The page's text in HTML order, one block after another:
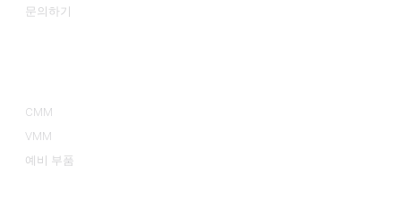
문의하기
CMM
VMM
예비 부품